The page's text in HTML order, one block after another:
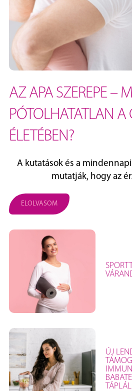
AZ APA SZEREPE –
PÓTOLHATATLAN A
ÉLETÉBEN?
A kutatások és a
mutatják, hogy az
ELOLVASOM
ÚJ